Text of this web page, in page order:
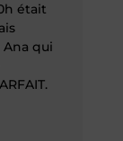
était
qui